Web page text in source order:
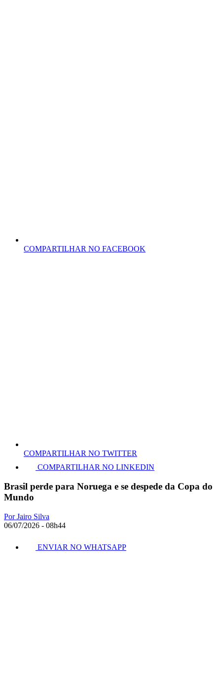
COMPARTILHAR NO FACEBOOK
COMPARTILHAR NO TWITTER
COMPARTILHAR NO LINKEDIN
Brasil perde para Noruega e se despede da Copa do
Mundo
Por Jairo Silva
06/07/2026 - 08h44
ENVIAR NO WHATSAPP